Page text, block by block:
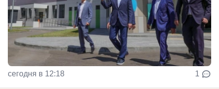
сегодня в 12:18 1